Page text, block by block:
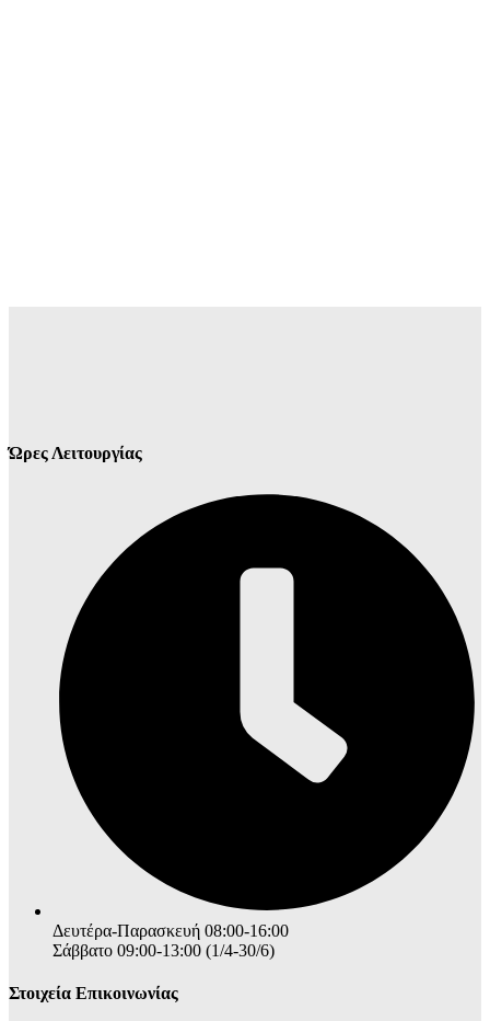
Ώρες Λειτουργίας
Δευτέρα-Παρασκευή 08:00-16:00
Σάββατο 09:00-13:00 (1/4-30/6)
Στοιχεία Επικοινωνίας